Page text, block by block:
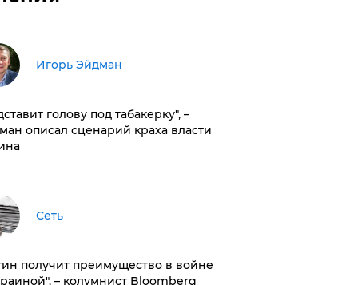
Игорь Эйдман
голову под табакерку", –
описал сценарий краха власти
Сеть
получит преимущество в войне
– колумнист Bloomberg